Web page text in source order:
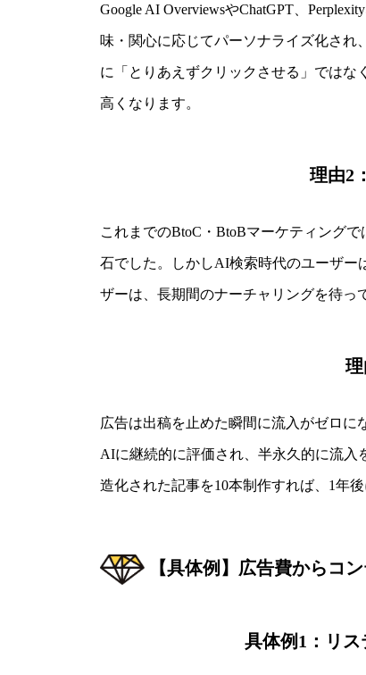
Google AI OverviewsやChatGPT、
味・関心に応じてパーソナライズ化され
に「とりあえずクリックさせる」では
高くなります。
理由2
これまでのBtoC・BtoBマーケティング
石でした。しかしAI検索時代のユーザー
ザーは、長期間のナーチャリングを待っ
広告は出稿を止めた瞬間に流入がゼロ
AIに継続的に評価され、半永久的に流
造化された記事を10本制作すれば、1年
【具体例】広告費からコ
具体例1：リ